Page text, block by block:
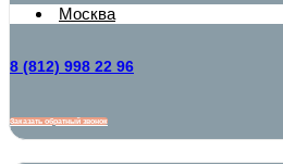
Москва
8 (812) 998 22 96
Заказать обратный звонок